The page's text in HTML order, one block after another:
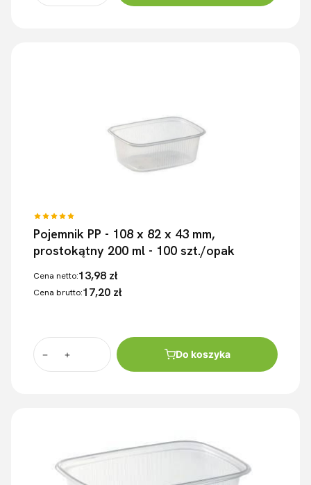
Pojemnik PP - 108 x 82 x 43 mm,
prostokątny 200 ml - 100 szt./opak
Cena netto:13,98 zł
Cena brutto:17,20 zł
Do koszyka